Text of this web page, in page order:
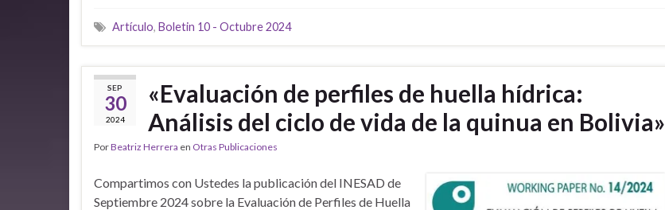
Artículo, Boletin 10 - Octubre 2024
SEP
30
2024
«Evaluación de perfiles de huella hídrica:
Análisis del ciclo de vida de la quinua en Bolivia»
PorBeatriz Herrera en Otras Publicaciones
Compartimos con Ustedes la publicación del INESAD de
Septiembre 2024 sobre la Evaluación de Perfiles de Huella